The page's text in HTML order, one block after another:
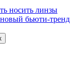
носить линзы
бьюти-тренд